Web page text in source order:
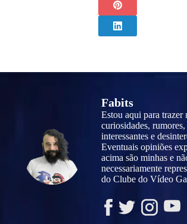
Fabits
Estou aqui para trazer
curiosidades, rumores,
interessantes e
Eventuais opiniões
acima são minhas e
necessariamente
do Clube do Vídeo